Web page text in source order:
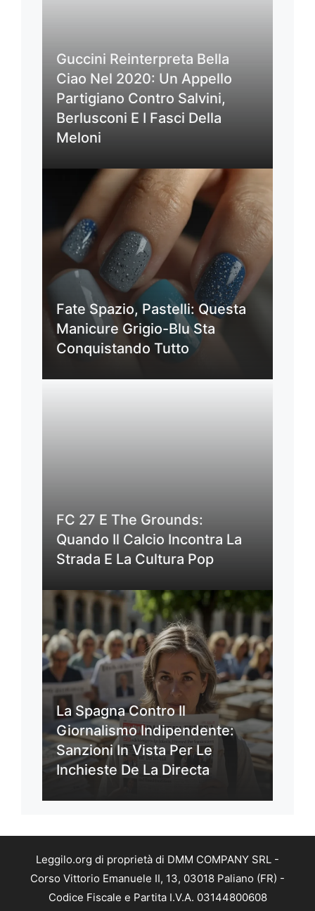
Guccini Reinterpreta Bella
Ciao Nel 2020: Un Appello
Partigiano Contro Salvini,
Berlusconi E I Fasci Della
Meloni
Fate Spazio, Pastelli: Questa
Manicure Grigio-Blu Sta
Conquistando Tutto
FC 27 E The Grounds:
Quando Il Calcio Incontra La
Strada E La Cultura Pop
La Spagna Contro Il
Giornalismo Indipendente:
Sanzioni In Vista Per Le
Inchieste De La Directa
Leggilo.org di proprietà di DMM COMPANY SRL -
Corso Vittorio Emanuele II, 13, 03018 Paliano (FR) -
Codice Fiscale e Partita I.V.A. 03144800608